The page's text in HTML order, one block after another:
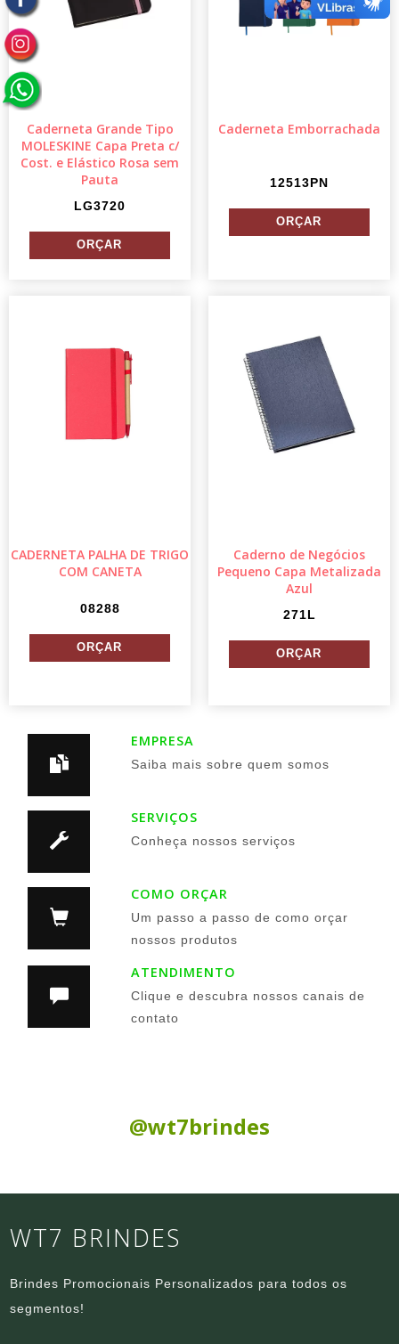
Caderneta Grande Tipo
MOLESKINE Capa Preta c/
Cost. e Elástico Rosa sem
Pauta
LG3720
Caderneta Emborrachada
12513PN
CADERNETA PALHA DE TRIGO
COM CANETA
08288
Caderno de Negócios
Pequeno Capa Metalizada
Azul
271L
EMPRESA
Saiba mais sobre quem somos
SERVIÇOS
Conheça nossos serviços
COMO ORÇAR
Um passo a passo de como orçar
nossos produtos
ATENDIMENTO
Clique e descubra nossos canais de
contato
@wt7brindes
WT7 BRINDES
Brindes Promocionais Personalizados para todos os
segmentos!